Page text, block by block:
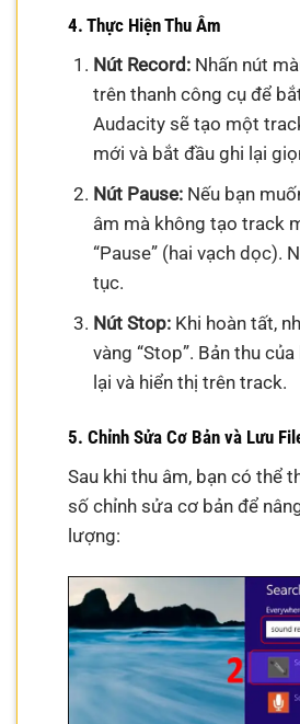
4. Thực Hiện Thu Âm
Nút Record:Nhấn nút
trên thanh công cụ để
Audacity sẽ tạo một
mới và bắt đầu ghi lại
Nút Pause:Nếu bạn
âm mà không tạo track
“Pause” (hai vạch dọc).
tục.
Nút Stop:Khi hoàn tất,
vàng “Stop”. Bản thu
lại và hiển thị trên track.
5. Chỉnh Sửa Cơ Bản và Lưu
Sau khi thu âm, bạn có thể
số chỉnh sửa cơ bản để
lượng: